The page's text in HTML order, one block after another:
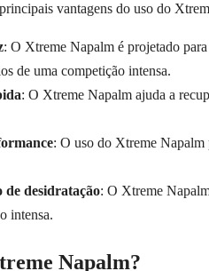
vantagens do uso do
: O Xtreme Napalm é projetado
de uma competição intensa.
: O Xtreme Napalm ajuda a
: O uso do Xtreme Napalm
de desidratação: O Xtreme
intensa.
Napalm?